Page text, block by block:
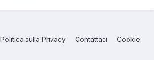
Politica sulla Privacy Contattaci Cookie